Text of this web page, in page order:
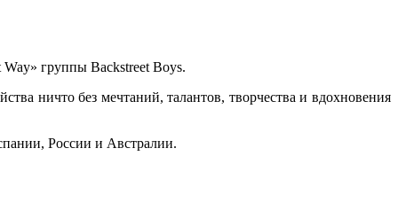
группы Backstreet Boys.
ничто без мечтаний, талантов, творчества и вдохновения
России и Австралии.